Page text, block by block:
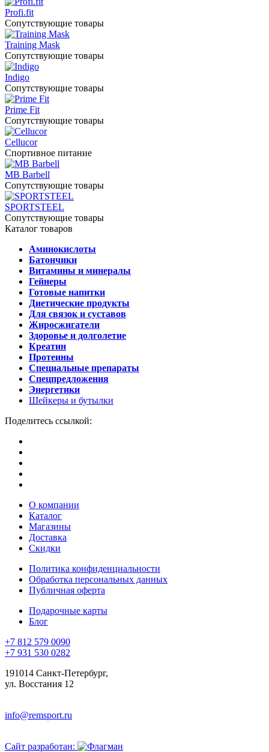
Profi.fit
Сопутствующие товары
Training Mask
Сопутствующие товары
Indigo
Сопутствующие товары
Prime Fit
Сопутствующие товары
Cellucor
Спортивное питание
MB Barbell
Сопутствующие товары
SPORTSTEEL
Сопутствующие товары
Каталог товаров
Аминокислоты
Батончики
Витамины и минералы
Гейнеры
Готовые напитки
Диетические продукты
Для связок и суставов
Жиросжигатели
Здоровье и долголетие
Креатин
Протеины
Специальные препараты
Спецпредложения
Энергетики
Шейкеры и бутылки
Поделитесь ссылкой:
О компании
Каталог
Магазины
Доставка
Скидки
Политика конфиденциальности
Обработка персональных данных
Публичная оферта
Подарочные карты
Блог
+7 812 579 0090
+7 931 530 0282
191014 Санкт-Петербург,
ул. Восстания 12
info@remsport.ru
Сайт разработан: